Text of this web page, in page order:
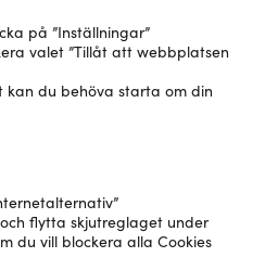
på ”Inställningar”
valet ”Tillåt att webbplatsen
du behöva starta om din
och flytta skjutreglaget under
du vill blockera alla Cookies